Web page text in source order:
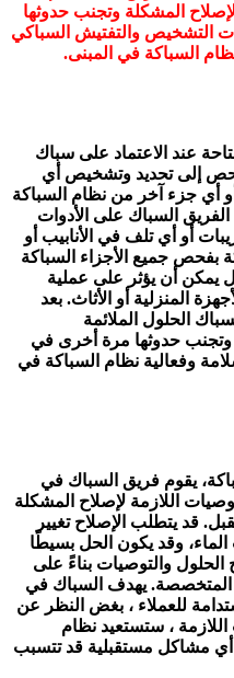
لإصلاح المشكلة وتجنب حدوثها
التشخيص والتفتيش السباكي
السباكة في المبنى.
عند الاعتماد على سباك
إلى تحديد وتشخيص أي
أو أي جزء آخر من نظام السباكة
السباك على الأدوات
أو أي تلف في الأنابيب أو
بفحص جميع الأجزاء السباكة
يمكن أن يؤثر على عملية
المنزلية أو الأثاث. بعد
الحلول الملائمة
وتجنب حدوثها مرة أخرى في
وفعالية نظام السباكة في
يقوم فريق السباك في
اللازمة لإصلاح المشكلة
قد يتطلب الإصلاح تغيير
الماء، وقد يكون الحل بسيطًا
والتوصيات بناءً على
المتخصصة. يهدف السباك في
للعملاء ، بغض النظر عن
، ستستعيد نظام
أي مشاكل مستقبلية قد تتسبب